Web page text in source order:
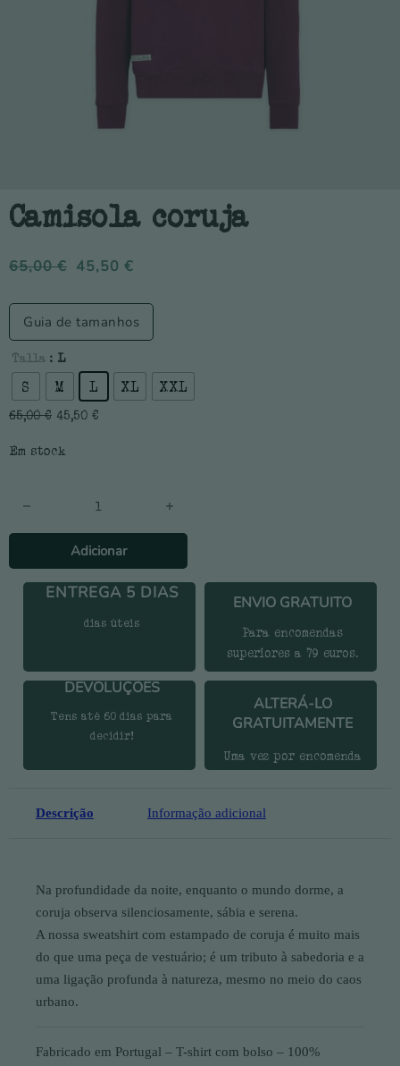
Camisola coruja
65,00€ 45,50 €
Guia de tamanhos
Talla : L
S
M L XL
XXL
65,00€ 45,50 €
Em stock
Quantidade de Camisola coruja
Adicionar
ENTREGA 5 DIAS
dias úteis
ENVIO GRATUITO
Para encomendas
superiores a 79 euros.
DEVOLUÇÕES
Tens até 60 dias para
decidir!
ALTERÁ-LO
GRATUITAMENTE
Uma vez por encomenda
Descrição Informação adicional
Na profundidade da noite, enquanto o mundo dorme, a
coruja observa silenciosamente, sábia e serena.
A nossa sweatshirt com estampado de coruja é muito mais
do que uma peça de vestuário; é um tributo à sabedoria e a
uma ligação profunda à natureza, mesmo no meio do caos
urbano.
Fabricado em Portugal – T-shirt com bolso – 100%